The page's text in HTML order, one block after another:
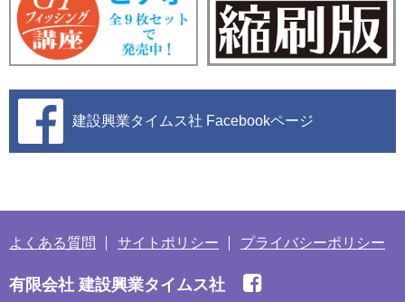
建設興業タイムス社 Facebookページ
よくある質問 サイトポリシー プライバシーポリシー
有限会社 建設興業タイムス社